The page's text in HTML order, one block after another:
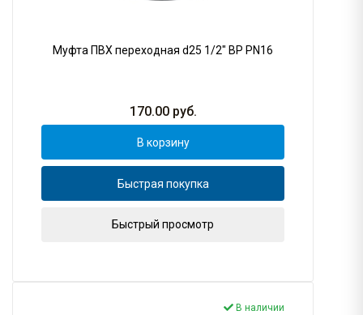
Муфта ПВХ переходная d25 1/2" ВР PN16
170.00руб.
В корзину
Быстрая покупка
Быстрый просмотр
В наличии